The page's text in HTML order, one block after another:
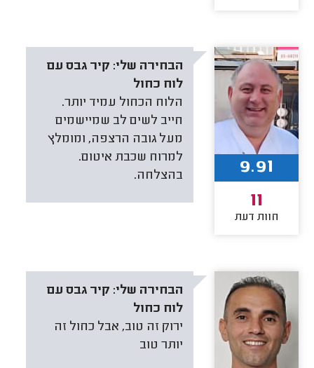
הבחירה שלי: קיר גבס עם
לוח כחול
הלוח הכחול עמיד יותר.
חייב לשים לב שמיישמים
מעל גובה הרצפה, ומומלץ
למרוח שכבת איטום.
בהצלחה.
9.91
11
חוות דעת
הבחירה שלי: קיר גבס עם
לוח כחול
ירוק זה טוב, אבל כחול זה
יותר טוב